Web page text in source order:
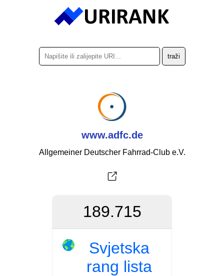
www.adfc.de
Allgemeiner Deutscher Fahrrad-Club e.V.
189.715
Svjetska
rang lista